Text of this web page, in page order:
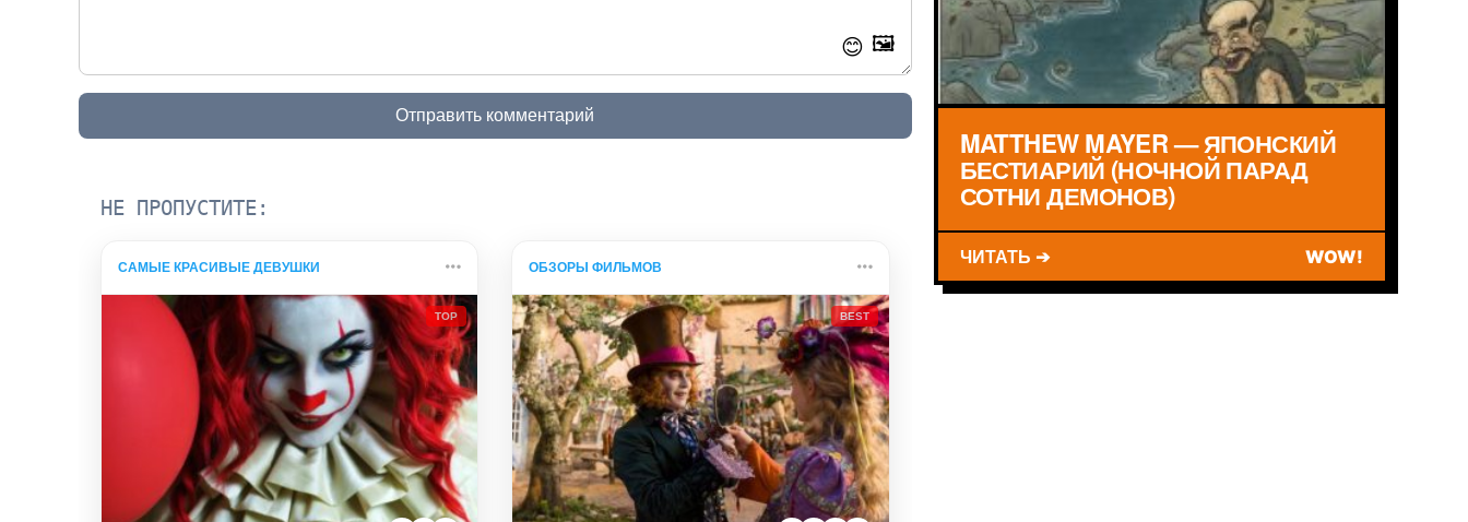
😊 🖼️
Отправить комментарий
НЕ ПРОПУСТИТЕ:
САМЫЕ КРАСИВЫЕ ДЕВУШКИ
TOP
ОБЗОРЫ ФИЛЬМОВ
BEST
MATTHEW MAYER — ЯПОНСКИЙ
БЕСТИАРИЙ (НОЧНОЙ ПАРАД
СОТНИ ДЕМОНОВ)
ЧИТАТЬ ➔ WOW!